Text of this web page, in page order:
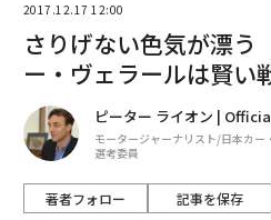
2017.12.17 12:00
さりげない色気が漂
ー・ヴェラールは賢い
ピーター ライオン |
モータージャーナリスト/日本カー
選考委員
著者フォロー 記事を保存